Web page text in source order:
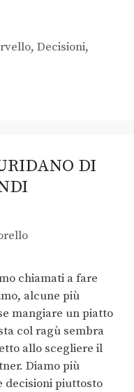
,Decisioni,
DI
chiamati a fare
alcune più
mangiare un piatto
col ragù sembra
allo scegliere il
Diamo più
decisioni piuttosto